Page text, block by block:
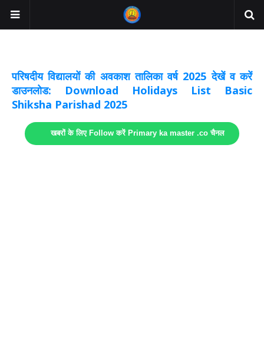
परिषदीय विद्यालयों की अवकाश तालिका वर्ष 2025 देखें व करें
डाउनलोड: Download Holidays List Basic
Shiksha Parishad 2025
खबरों के लिए Follow करें Primary ka master .co चैनल